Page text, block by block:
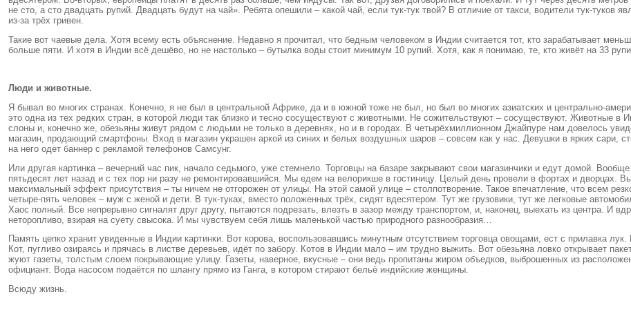
не сто, а сто двадцать рупий. Двадцать будут на чай». Ребята опешили – какой чай, если тук-тук твой? В отличие от такси, водители тук-туков
из-за трёх гривен.
Такие вот чаевые дела. Хотя всему есть объяснение. Недавно я прочитал, что бедным человеком в Индии считается тот, кто зарабатывает
больше пяти. И хотя в Индии всё дешёво, но не настолько – бутылка воды стоит минимум 10 рупий. Хотя, как я понимаю, те, кто живёт на 33
Люди и животные.
Я бывал во многих странах. Конечно, я не был в центральной Африке, да и в южной тоже не был, но был во многих азиатских и центрально-
это одна из тех редких стран, в которой люди так близко и тесно сосуществуют с животными. Не сожительствуют – сосуществуют. Животные
слоны и, конечно же, обезьяны живут рядом с людьми не только в деревнях, но и в городах. В четырёхмиллионном Джайпуре нам довелось
магазин, продающий смартфоны. Вход в магазин украшен аркой из синих и белых воздушных шаров – совсем как у нас. Девушки в ярких сари,
на него одет баннер с рекламой телефонов Самсунг.
Или другая картинка – вечерний час пик, начало седьмого, уже стемнело. Торговцы на базаре закрывают свои магазинчики и едут домой.
пятьдесят лет назад и с тех пор ни разу не ремонтировавшийся. Мы едем на велорикше в гостиницу. Целый день провели в фортах и дворцах.
максимальный эффект присутствия – ты ничем не отгорожен от улицы. На этой самой улице – столпотворение. Такое впечатление, что всем
четыре-пять человек – муж с женой и дети. В тук-туках, вместо положенных трёх, сидят вдесятером. Тут же грузовики, тут же легковые
Хаос полный. Все непрерывно сигналят друг другу, пытаются подрезать, влезть в зазор между транспортом, и, наконец, выехать из центра. И
неторопливо, взирая на суету свысока. И мы чувствуем себя лишь маленькой частью природного разнообразия…
Память цепко хранит увиденные в Индии картинки. Вот корова, воспользовавшись минутным отсутствием торговца овощами, ест с прилавка
Кот, пугливо озираясь и прячась в листве деревьев, идёт по забору. Котов в Индии мало – им трудно выжить. Вот обезьяна ловко открывает
жуют газеты, толстым слоем покрывающие улицу. Газеты, наверное, вкусные – они ведь пропитаны жиром объедков, выброшенных из
официант. Вода насосом подаётся по шлангу прямо из Ганга, в котором стирают бельё индийские женщины.
Всюду жизнь.